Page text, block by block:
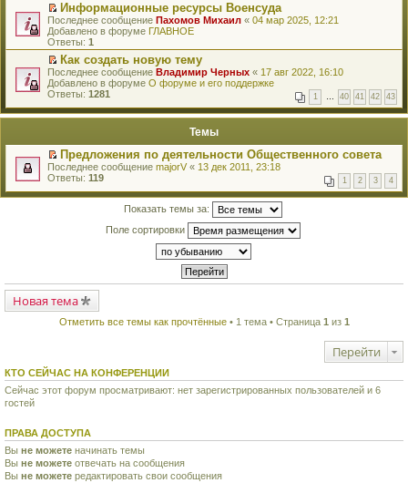
П
е
р
е
й
т
и
к
е
о
м
у
н
е
н
о
м
у
б
щ
е
Информационные ресурсы Военсуда
Последнее сообщение Пахомов Михаил « 04 мар 2025, 12:21
Добавлено в форуме ГЛАВНОЕ
Ответы: 1
П
е
р
й
к
п
е
р
в
о
ч
и
т
а
у
с
о
щ
е
н
и
ю
Как создать новую тему
Последнее сообщение Владимир Черных « 17 авг 2022, 16:10
Добавлено в форуме О форуме и его поддержке
Ответы: 1281 1 … 40 41 42 43
Темы
П
е
е
в
м
у
н
о
ч
и
н
о
м
у
Предложения по деятельности Общественного совета
Последнее сообщение majorV« 13 дек 2011, 23:18
Ответы: 119 1 2 3 4
Показать темы за:
Поле сортировки
Новая тема
Отметить все темы как прочтённые• 1 тема • Страница 1 из 1
Перейти
КТО СЕЙЧАС НА КОНФЕРЕНЦИИ
Сейчас этот форум просматривают: нет зарегистрированных пользователей и 6
гостей
ПРАВА ДОСТУПА
Вы не можете начинать темы
Вы не можете отвечать на сообщения
Вы не можете редактировать свои сообщения